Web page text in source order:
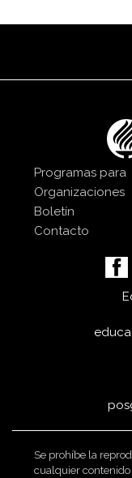
Programas para
Organizaciones
Boletín
Contacto
Se prohíbe la
cualquier